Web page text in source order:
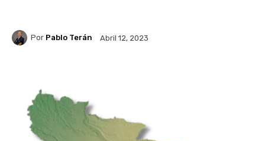
Por Pablo Terán Abril 12, 2023